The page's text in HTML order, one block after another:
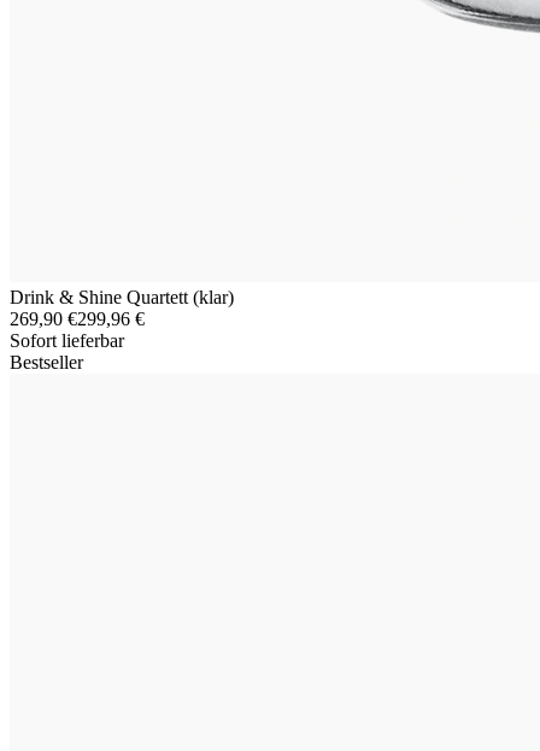
Drink & Shine Quartett (klar)
269,90 €299,96 €
Sofort lieferbar
Bestseller